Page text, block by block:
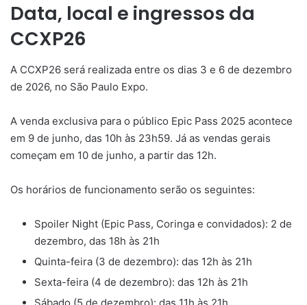
Data, local e ingressos da
CCXP26
A CCXP26 será realizada entre os dias 3 e 6 de dezembro
de 2026, no São Paulo Expo.
A venda exclusiva para o público Epic Pass 2025 acontece
em 9 de junho, das 10h às 23h59. Já as vendas gerais
começam em 10 de junho, a partir das 12h.
Os horários de funcionamento serão os seguintes:
Spoiler Night (Epic Pass, Coringa e convidados): 2 de
dezembro, das 18h às 21h
Quinta-feira (3 de dezembro): das 12h às 21h
Sexta-feira (4 de dezembro): das 12h às 21h